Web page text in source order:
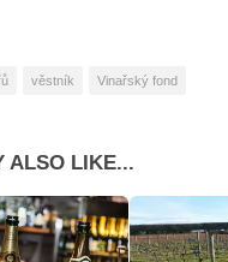
věstník Vinařský fond
ALSO LIKE...